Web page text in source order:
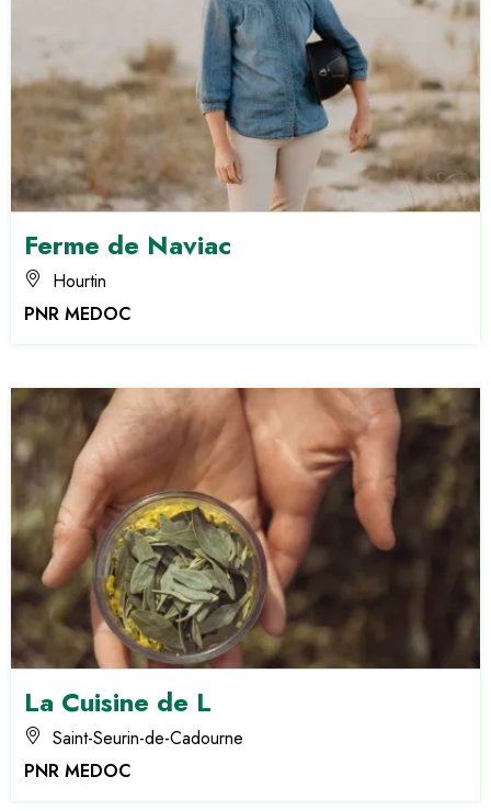
Ferme de Naviac
Hourtin
PNR MEDOC
La Cuisine de L
Saint-Seurin-de-Cadourne
PNR MEDOC